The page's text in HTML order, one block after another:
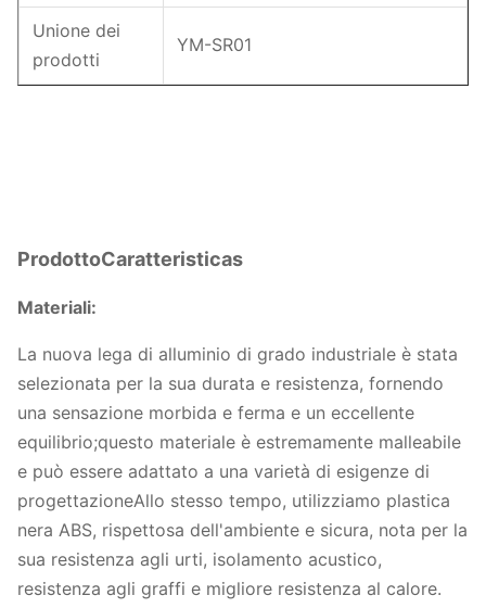
Unione dei
prodotti
YM-SR01
ProdottoCaratteristicas
Materiali:
La nuova lega di alluminio di grado industriale è stata
selezionata per la sua durata e resistenza, fornendo
una sensazione morbida e ferma e un eccellente
equilibrio;questo materiale è estremamente malleabile
e può essere adattato a una varietà di esigenze di
progettazioneAllo stesso tempo, utilizziamo plastica
nera ABS, rispettosa dell'ambiente e sicura, nota per la
sua resistenza agli urti, isolamento acustico,
resistenza agli graffi e migliore resistenza al calore.